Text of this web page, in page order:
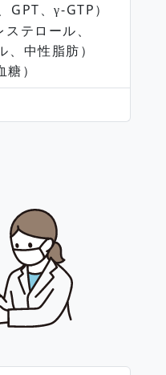
GPT、γ-GTP）
テロール、
中性脂肪）
）